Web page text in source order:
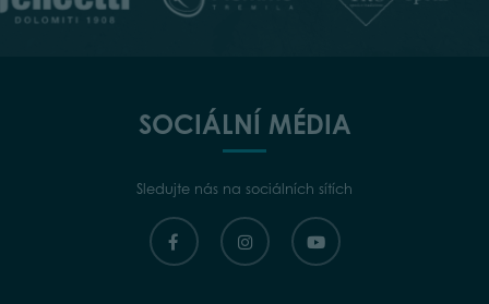
SOCIÁLNÍ MÉDIA
Sledujte nás na sociálních sítích